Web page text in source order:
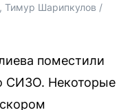
Тимур Шарипкулов /
поместили
СИЗО. Некоторые